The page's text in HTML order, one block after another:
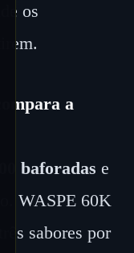
os
a
baforadas e
WASPE 60K
sabores por